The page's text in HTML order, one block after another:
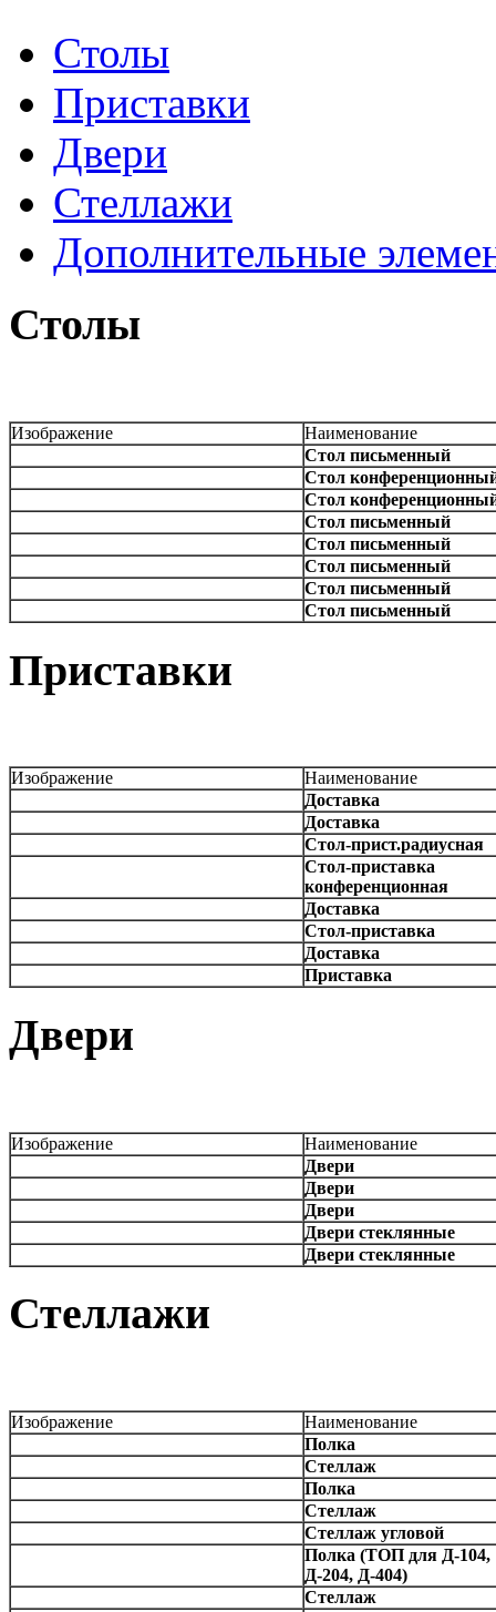
Столы
Приставки
Двери
Стеллажи
Дополнительные
Столы
Изображение
Наименование
Стол письменный
Стол
Стол
Стол письменный
Стол письменный
Стол письменный
Стол письменный
Стол письменный
Приставки
Изображение
Наименование
Доставка
Доставка
Стол-прист.радиусная
Стол-приставка
конференционная
Доставка
Стол-приставка
Доставка
Приставка
Двери
Изображение
Наименование
Двери
Двери
Двери
Двери стеклянные
Двери стеклянные
Стеллажи
Изображение
Наименование
Полка
Стеллаж
Полка
Стеллаж
Стеллаж угловой
Полка (ТОП для Д-104,
Д-204, Д-404)
Стеллаж